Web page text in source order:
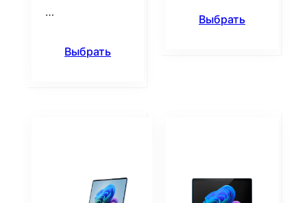
…
Выбрать
Выбрать